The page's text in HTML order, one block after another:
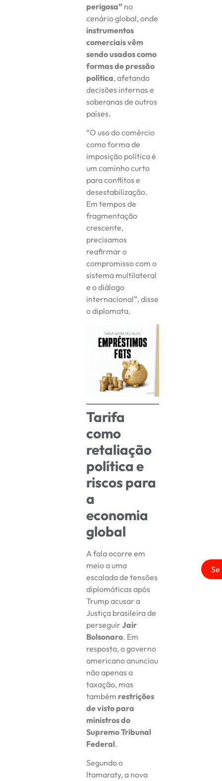
perigosa” no
cenário global, onde
instrumentos
comerciais vêm
sendo usados como
formas de pressão
política, afetando
decisões internas e
soberanas de outros
países.
“O uso do comércio
como forma de
imposição política é
um caminho curto
para conflitos e
desestabilização.
Em tempos de
fragmentação
crescente,
precisamos
reafirmar o
compromisso com o
sistema multilateral
e o diálogo
internacional”, disse
o diplomata.
Tarifa
como
retaliação
política e
riscos para
a
economia
global
A fala ocorre em
meio a uma
escalada de tensões
diplomáticas após
Trump acusar a
Justiça brasileira de
perseguirJair
Bolsonaro. Em
resposta, o governo
americano anunciou
não apenas a
taxação, mas
também restrições
de visto para
ministros do
Supremo Tribunal
Federal.
Segundo o
Itamaraty, a nova